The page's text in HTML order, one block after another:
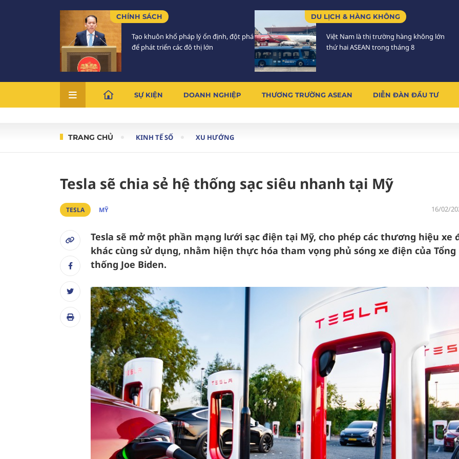
CHÍNH SÁCH
Tạo khuôn khổ pháp lý ổn định, đột phá
để phát triển các đô thị lớn
DU LỊCH & HÀNG KHÔNG
Việt Nam là thị trường hàng không lớn
thứ hai ASEAN trong tháng 8
SỰ KIỆN DOANH NGHIỆP THƯƠNG TRƯỜNG ASEAN DIỄN ĐÀN ĐẦU TƯ
TRANG CHỦ KINH TẾ SỐ XU HƯỚNG
Tesla sẽ chia sẻ hệ thống sạc siêu nhanh tại Mỹ
TESLA MỸ 16/02/
Tesla sẽ mở một phần mạng lưới sạc điện tại Mỹ, cho phép các thương hiệu xe
khác cùng sử dụng, nhằm hiện thực hóa tham vọng phủ sóng xe điện của Tổng
thống Joe Biden.